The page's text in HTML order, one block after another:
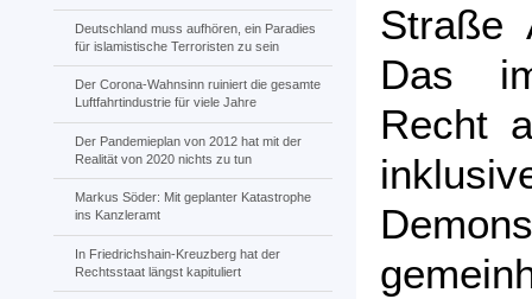
Deutschland muss aufhören, ein Paradies
für islamistische Terroristen zu sein
Der Corona-Wahnsinn ruiniert die gesamte
Luftfahrtindustrie für viele Jahre
Der Pandemieplan von 2012 hat mit der
Realität von 2020 nichts zu tun
Markus Söder: Mit geplanter Katastrophe
ins Kanzleramt
In Friedrichshain-Kreuzberg hat der
Rechtsstaat längst kapituliert
Straße
Das
Recht